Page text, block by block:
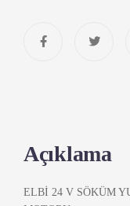
Açıklama
ELBİ 24 V SÖKÜM